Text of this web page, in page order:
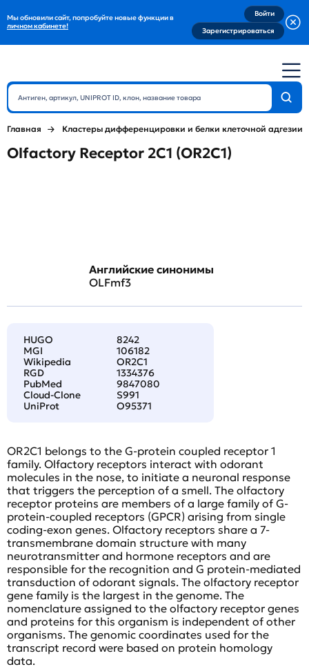
Мы обновили сайт, попробуйте новые функции в
личном кабинете!
Войти
Зарегистрироваться
Главная Кластеры дифференцировки и белки клеточной адгезии
Olfactory Receptor 2C1 (OR2C1)
Английские синонимы
OLFmf3
HUGO
8242
MGI
106182
Wikipedia
OR2C1
RGD
1334376
PubMed
9847080
Cloud-Clone
S991
UniProt
O95371
OR2C1 belongs to the G-protein coupled receptor 1
family. Olfactory receptors interact with odorant
molecules in the nose, to initiate a neuronal response
that triggers the perception of a smell. The olfactory
receptor proteins are members of a large family of G-
protein-coupled receptors (GPCR) arising from single
coding-exon genes. Olfactory receptors share a 7-
transmembrane domain structure with many
neurotransmitter and hormone receptors and are
responsible for the recognition and G protein-mediated
transduction of odorant signals. The olfactory receptor
gene family is the largest in the genome. The
nomenclature assigned to the olfactory receptor genes
and proteins for this organism is independent of other
organisms. The genomic coordinates used for the
transcript record were based on protein homology
data.